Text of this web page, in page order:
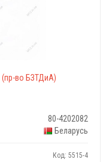
(пр-во БЗТДиА)
80-4202082
Беларусь
Код: 5515-4